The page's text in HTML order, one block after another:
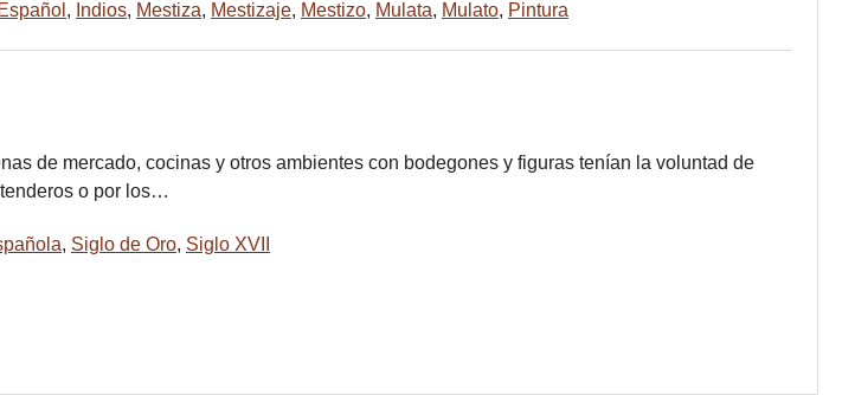
Español , Indios, Mestiza, Mestizaje, Mestizo, Mulata, Mulato, Pintura
de mercado, cocinas y otros ambientes con bodegones y figuras tenían la voluntad de
o por los…
, Siglo de Oro, Siglo XVII